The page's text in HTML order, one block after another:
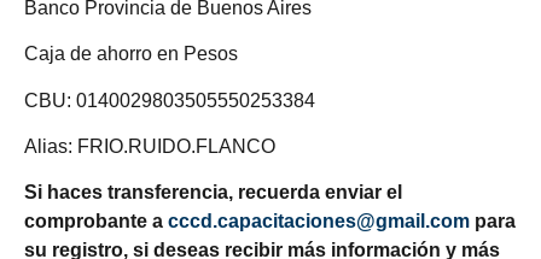
Banco Provincia de Buenos Aires
Caja de ahorro en Pesos
CBU: 0140029803505550253384
Alias: FRIO.RUIDO.FLANCO
Si haces transferencia, recuerda enviar el
comprobante a cccd.capacitaciones@gmail.com para
su registro, si deseas recibir más información y más